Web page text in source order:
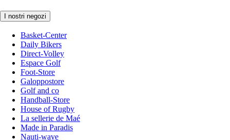
I nostri negozi
Basket-Center
Daily Bikers
Direct-Volley
Espace Golf
Foot-Store
Galoppostore
Golf and co
Handball-Store
House of Rugby
La sellerie de Maé
Made in Paradis
Nauti-wave